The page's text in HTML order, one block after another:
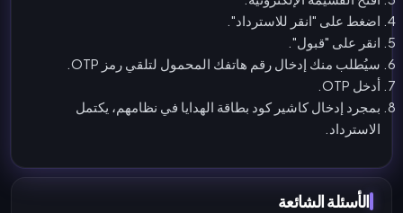
اضغط على "انقر للاسترداد".
انقر على "قبول".
سيُطلب منك إدخال رقم هاتفك المحمول لتلقي رمز OTP.
أدخل OTP.
بمجرد إدخال كاشير كود بطاقة الهدايا في نظامهم، يكتمل
الاسترداد.
الأسئلة الشائعة